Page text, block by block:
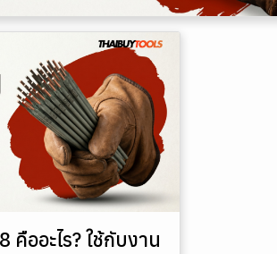
คืออะไร? ใช้กับงาน